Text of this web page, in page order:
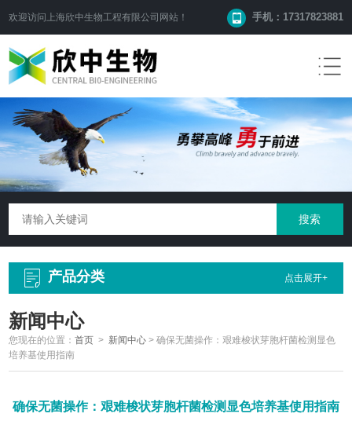
欢迎访问 上海欣中生物工程有限公司 网站！ 手机：17317823881
产品分类 点击展开+
新闻中心
您现在的位置：首页 > 新闻中心 >确保无菌操作：艰难梭状芽胞杆菌检测显色
培养基使用指南
确保无菌操作：艰难梭状芽胞杆菌检测显色培养基使用指南